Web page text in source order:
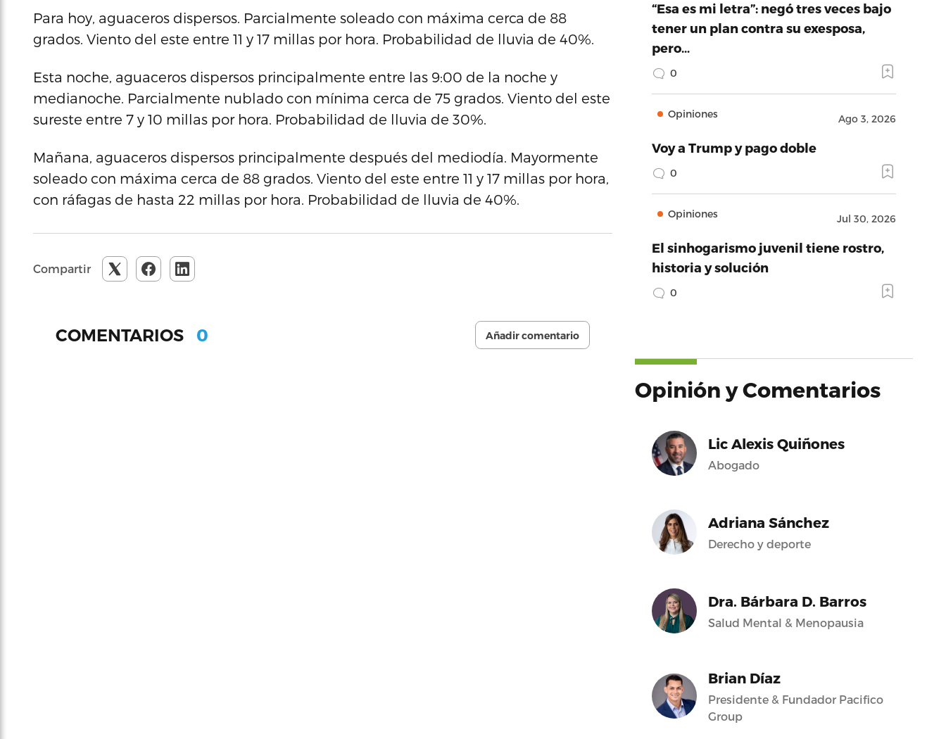
Para hoy, aguaceros dispersos. Parcialmente soleado con máxima cerca de 88
grados. Viento del este entre 11 y 17 millas por hora. Probabilidad de lluvia de 40%.
Esta noche, aguaceros dispersos principalmente entre las 9:00 de la noche y
medianoche. Parcialmente nublado con mínima cerca de 75 grados. Viento del este
sureste entre 7 y 10 millas por hora. Probabilidad de lluvia de 30%.
Mañana, aguaceros dispersos principalmente después del mediodía. Mayormente
soleado con máxima cerca de 88 grados. Viento del este entre 11 y 17 millas por hora,
con ráfagas de hasta 22 millas por hora. Probabilidad de lluvia de 40%.
Compartir
COMENTARIOS 0 Añadir comentario
“Esa es mi letra”: negó tres veces bajo
tener un plan contra su exesposa,
pero…
0
Opiniones Ago 3, 2026
Voy a Trump y pago doble
0
Opiniones Jul 30, 2026
El sinhogarismo juvenil tiene rostro,
historia y solución
0
Opinión y Comentarios
Lic Alexis Quiñones
Abogado
Adriana Sánchez
Derecho y deporte
Dra. Bárbara D. Barros
Salud Mental & Menopausia
Brian Díaz
Presidente & Fundador Pacifico
Group